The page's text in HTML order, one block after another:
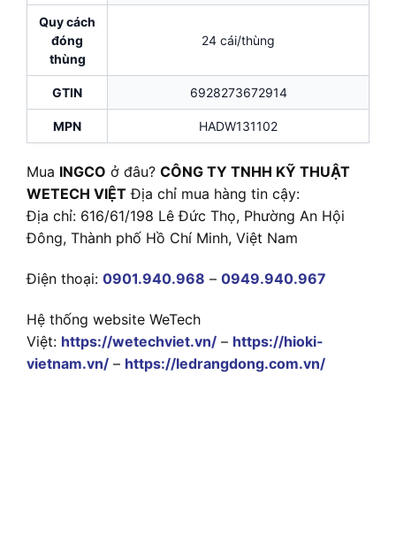
Quy cách
đóng
thùng
24 cái/thùng
GTIN 6928273672914
MPN HADW131102
Mua INGCO ở đâu? CÔNG TY TNHH KỸ THUẬT
WETECH VIỆT Địa chỉ mua hàng tin cậy:
Địa chỉ: 616/61/198 Lê Đức Thọ, Phường An Hội
Đông, Thành phố Hồ Chí Minh, Việt Nam
Điện thoại: 0901.940.968 – 0949.940.967
Hệ thống website WeTech
Việt: https://wetechviet.vn/ – https://hioki-
vietnam.vn/ – https://ledrangdong.com.vn/